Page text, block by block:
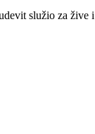
služio za žive